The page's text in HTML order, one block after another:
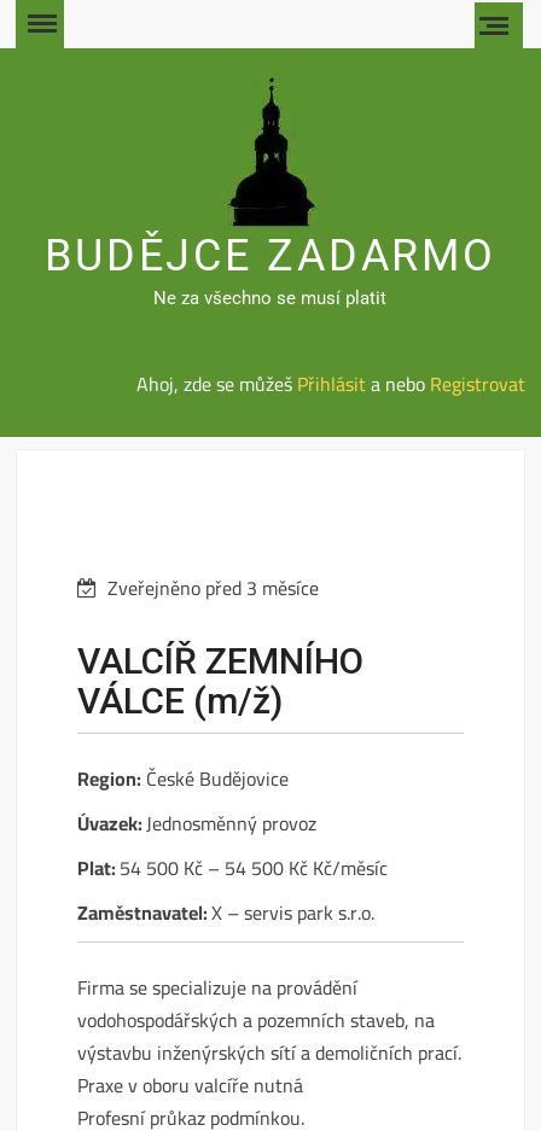
Skip
to
BUDĚJCE ZADARMO
Ne za všechno se musí platit
Ahoj, zde se můžešPřihlásita neboRegistrovat
Zveřejněno před 3 měsíce
VALCÍŘ ZEMNÍHO
VÁLCE (m/ž)
Region: České Budějovice
Úvazek:Jednosměnný provoz
Plat:54 500 Kč – 54 500 Kč Kč/měsíc
Zaměstnavatel:X – servis park s.r.o.
Firma se specializuje na provádění
vodohospodářských a pozemních staveb, na
výstavbu inženýrských sítí a demoličních prací.
Praxe v oboru valcíře nutná
Profesní průkaz podmínkou.